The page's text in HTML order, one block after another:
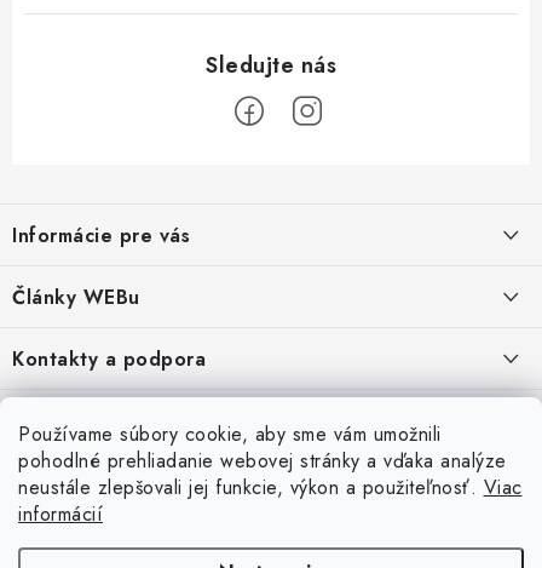
Používame súbory cookie, aby sme vám umožnili
pohodlné prehliadanie webovej stránky a vďaka analýze
neustále zlepšovali jej funkcie, výkon a použiteľnosť. Viac
informácií
p
ä
e
Informácie pre vás
Obchodné podmienky
Moja objednávka
Odstúpenie od zmluvy
Formuláre na stiahnutie
Napíšte nám
Články WEBu
16.6.2026
Nákup na splátky
23.10.2022
Ako nakupovať
Kontakty a podpora
Predajňa a sídlo spoločnosti
2.8.2022
Doprava a Platba
4.3.2022
Servisné služby
Servis a služby pre Vás
5.3.2022
Inštalácia a servis NB
Doprava - UPS Doprava - Packeta Splátky - Home Credit